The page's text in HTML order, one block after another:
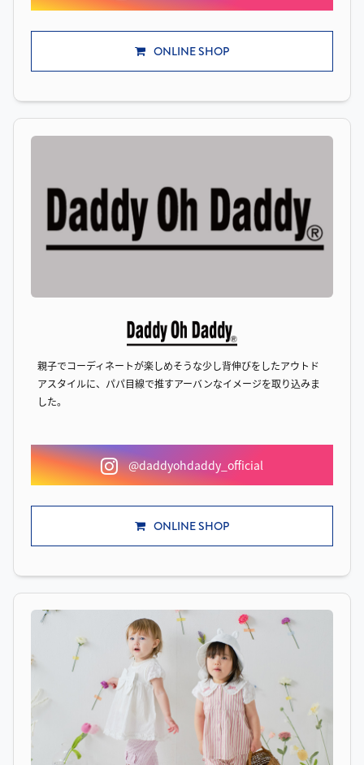
ONLINE SHOP
親子でコーディネートが楽しめそうな少し背伸びをしたアウトド
アスタイルに、パパ目線で推すアーバンなイメージを取り込みま
した。
@daddyohdaddy_official
ONLINE SHOP